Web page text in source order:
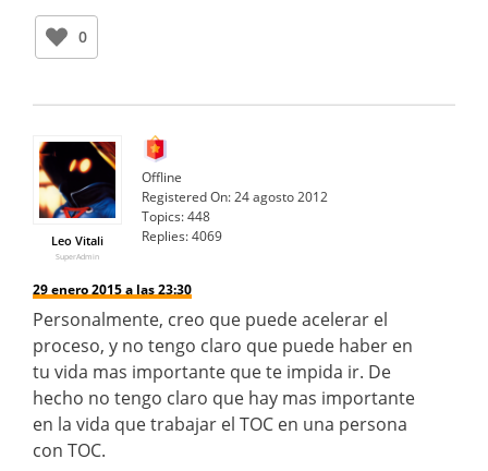
0
Leo Vitali
SuperAdmin
Offline
Registered On:24 agosto 2012
Topics:448
Replies:4069
29 enero 2015 a las 23:30
Personalmente, creo que puede acelerar el
proceso, y no tengo claro que puede haber en
tu vida mas importante que te impida ir. De
hecho no tengo claro que hay mas importante
en la vida que trabajar el TOC en una persona
con TOC.